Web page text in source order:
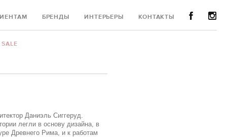
SALE
БРЕНДЫ ИНТЕРЬЕРЫ КОНТАКТЫ
Даниэль Сиггеруд.
легли в основу дизайна, в
Древнего Рима, и к работам